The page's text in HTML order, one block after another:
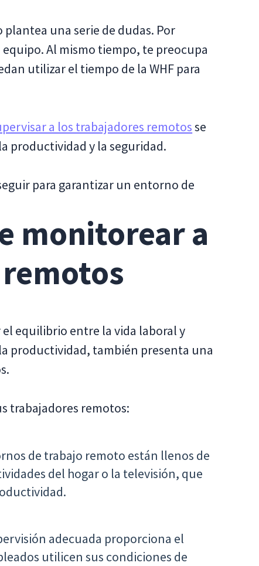
una serie de dudas. Por
Al mismo tiempo, te preocupa
utilizar el tiempo de la WHF para
a los trabajadores remotosse
productividad y la seguridad.
para garantizar un entorno de
monitorear a
equilibrio entre la vida laboral y
productividad, también presenta una
trabajadores remotos:
de trabajo remoto están llenos de
del hogar o la televisión, que
adecuada proporciona el
utilicen sus condiciones de